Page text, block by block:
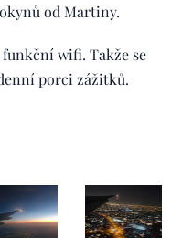
od Martiny.
wifi. Takže se
porci zážitků.